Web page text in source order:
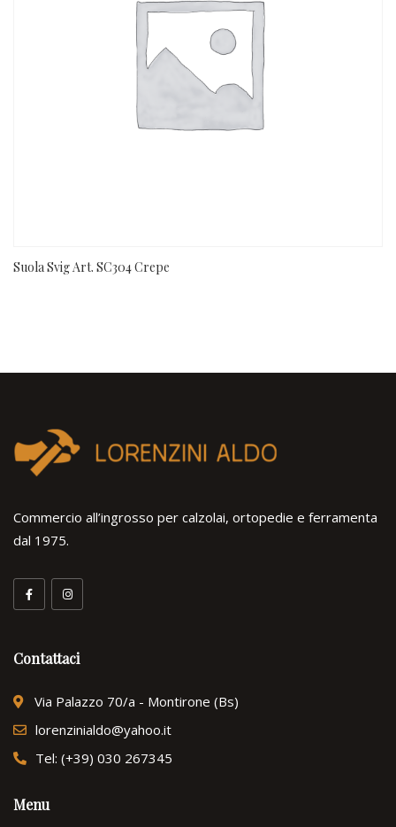
Suola Svig Art. SC304 Crepe
Commercio all’ingrosso per calzolai, ortopedie e ferramenta
dal 1975.
Contattaci
Via Palazzo 70/a - Montirone (Bs)
lorenzinialdo@yahoo.it
Tel: (+39) 030 267345
Menu